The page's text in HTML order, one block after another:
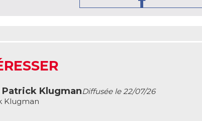
KlugmanDiffusée le 22/07/26
Klugman